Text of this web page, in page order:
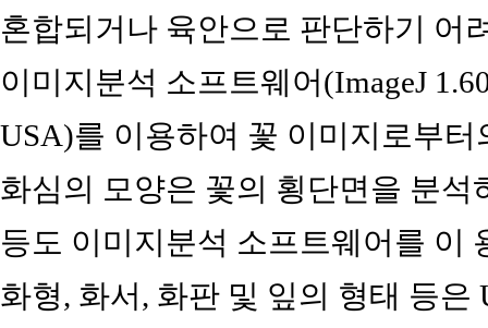
혼합되거나 육안으로 판단하기 어
이미지분석 소프트웨어(ImageJ
USA)를 이용하여 꽃 이미지로부
화심의 모양은 꽃의 횡단면을 분
등도 이미지분석 소프트웨어를 이
화형, 화서, 화판 및 잎의 형태 등